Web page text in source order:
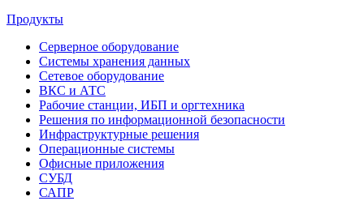
Продукты
Серверное оборудование
Системы хранения данных
Сетевое оборудование
ВКС и АТС
Рабочие станции, ИБП и оргтехника
Решения по информационной безопасности
Инфраструктурные решения
Операционные системы
Офисные приложения
СУБД
САПР